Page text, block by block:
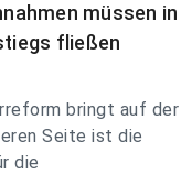
müssen in
fließen
bringt auf der
Seite ist die
die